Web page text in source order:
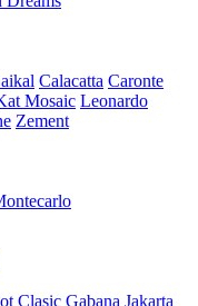
Calacatta Caronte
Mosaic Leonardo
Zement
Clasic Gabana Jakarta